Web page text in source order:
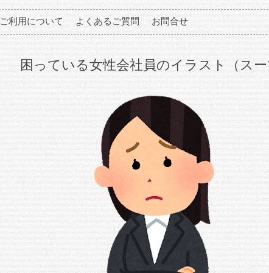
ご利用について よくあるご質問 お問合せ
困っている女性会社員のイラスト（ス